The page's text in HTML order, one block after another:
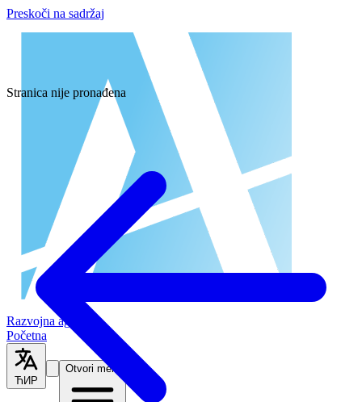
Preskoči na sadržaj
Razvojna agencija
Početna
ЋИР
Otvori meni
Stranica nije pronađena